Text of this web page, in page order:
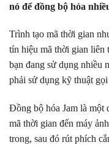
nó để đồng bộ hóa
Trình tạo mã thời gian
tín hiệu mã thời gian liên
bạn đang sử dụng nhiều
phải sử dụng kỹ thuật gọi
Đồng bộ hóa Jam là một
mã thời gian đến máy
trong, sau đó rút phích